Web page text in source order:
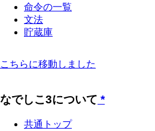
命令の一覧
文法
貯蔵庫
こちらに移動しました
なでしこ3について *
共通トップ